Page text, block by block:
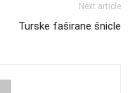
Next article
Turske faširane šnicle